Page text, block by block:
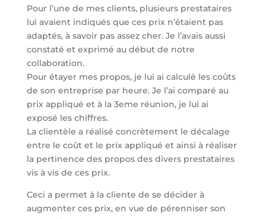
Pour l’une de mes clients, plusieurs prestataires
lui avaient indiqués que ces prix n’étaient pas
adaptés, à savoir pas assez cher. Je l’avais aussi
constaté et exprimé au début de notre
collaboration.
Pour étayer mes propos, je lui ai calculé les coûts
de son entreprise par heure. Je l’ai comparé au
prix appliqué et à la 3eme réunion, je lui ai
exposé les chiffres.
La clientèle a réalisé concrètement le décalage
entre le coût et le prix appliqué et ainsi à réaliser
la pertinence des propos des divers prestataires
vis à vis de ces prix.
Ceci a permet à la cliente de se décider à
augmenter ces prix, en vue de pérenniser son